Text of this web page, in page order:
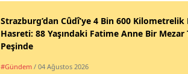
Strazburg’dan Cûdî’ye 4 Bin 600 Kilometrelik
Hasreti: 88 Yaşındaki Fatime Anne Bir Mezar
Peşinde
#Gündem / 04 Ağustos 2026